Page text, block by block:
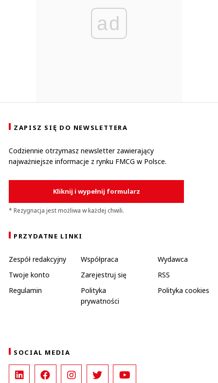
ad
ZAPISZ SIĘ DO NEWSLETTERA
Codziennie otrzymasz newsletter zawierający
najważniejsze informacje z rynku FMCG w Polsce.
Kliknij i wypełnij formularz
* Rezygnacja jest możliwa w każdej chwili.
PRZYDATNE LINKI
Zespół redakcyjny Współpraca
Wydawca
Twoje konto
Zarejestruj się
RSS
Regulamin
Polityka
prywatności
Polityka cookies
SOCIAL MEDIA